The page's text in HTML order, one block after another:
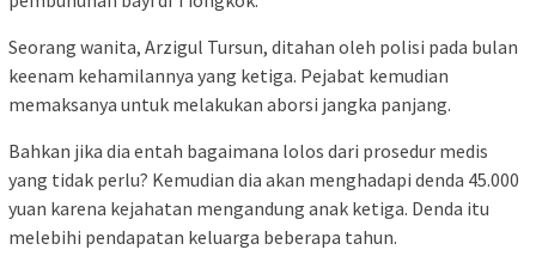
Seorang wanita, Arzigul Tursun, ditahan oleh polisi pada bulan
keenam kehamilannya yang ketiga. Pejabat kemudian
memaksanya untuk melakukan aborsi jangka panjang.
Bahkan jika dia entah bagaimana lolos dari prosedur medis
yang tidak perlu? Kemudian dia akan menghadapi denda 45.000
yuan karena kejahatan mengandung anak ketiga. Denda itu
melebihi pendapatan keluarga beberapa tahun.